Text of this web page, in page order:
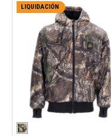
LIQUIDACIÓN